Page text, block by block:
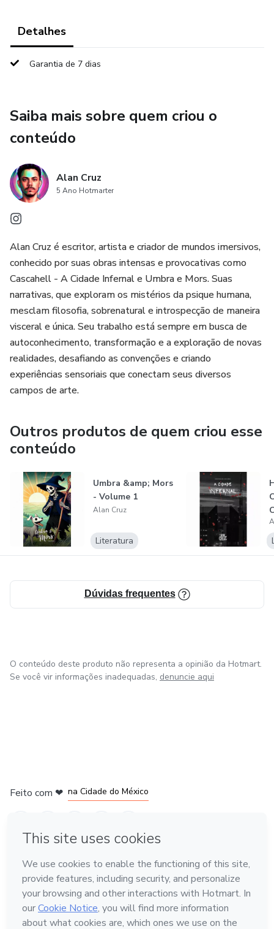
perguntar: "Até onde essa cidade pode me levar?"
ruas são impregnadas de desejo, onde o prazer surge como
Prepare-se para cenas ardentes que revelam os desejos
ocultos dos seus personagens, mostrando o quanto o
a ele. Entre o medo e a luxúria, Cascahell é uma metrópole
caótica que revela as camadas mais profundas da alma
humana, onde o sobrenatural se mistura com o carnal, e o
perigo se esconde sob o véu do prazer.
INFORMAÇÕES SOBRE O LIVRO:
Quantidade de Páginas: 218 páginas
Tamanho: 14x21cm
Detalhes
Garantia de 7 dias
Saiba mais sobre quem criou o
conteúdo
Alan Cruz
5 Ano Hotmarter
Alan Cruz é escritor, artista e criador de mundos imersivos,
conhecido por suas obras intensas e provocativas como
Cascahell - A Cidade Infernal e Umbra e Mors. Suas
narrativas, que exploram os mistérios da psique humana,
mesclam filosofia, sobrenatural e introspecção de maneira
visceral e única. Seu trabalho está sempre em busca de
autoconhecimento, transformação e a exploração de novas
realidades, desafiando as convenções e criando
experiências sensoriais que conectam seus diversos
campos de arte.
Outros produtos de quem criou esse
conteúdo
Umbra &amp; Mors
- Volume 1
Alan Cruz
Literatura
Dúvidas frequentes
O conteúdo deste produto não representa a opinião da Hotmart.
Se você vir informações inadequadas, denuncie aqui
Feito com ❤ na Cidade do México
Conheça a Hotmart
Idioma
Português